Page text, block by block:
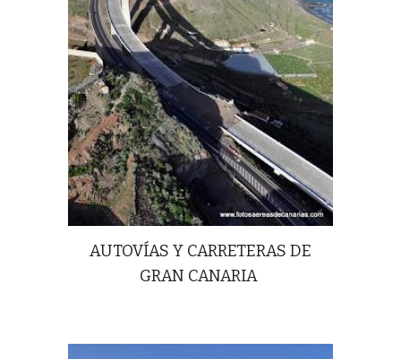
AUTOVÍAS Y CARRETERAS DE
GRAN CANARIA